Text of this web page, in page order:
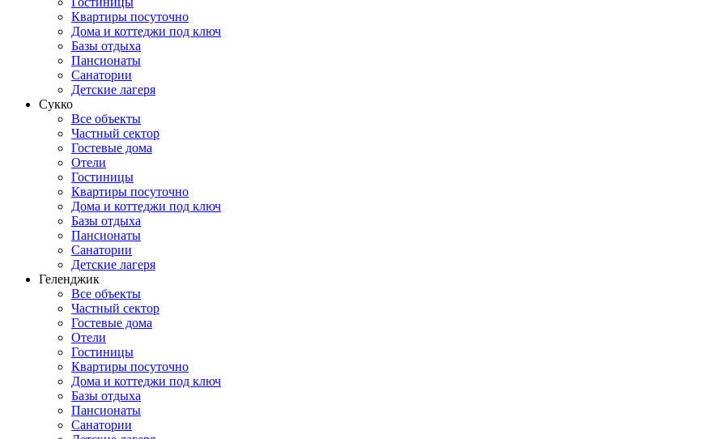
Квартиры посуточно
Дома и коттеджи под ключ
Базы отдыха
Пансионаты
Санатории
Детские лагеря
Сукко
Все объекты
Частный сектор
Гостевые дома
Отели
Гостиницы
Квартиры посуточно
Дома и коттеджи под ключ
Базы отдыха
Пансионаты
Санатории
Детские лагеря
Геленджик
Все объекты
Частный сектор
Гостевые дома
Отели
Гостиницы
Квартиры посуточно
Дома и коттеджи под ключ
Базы отдыха
Пансионаты
Санатории